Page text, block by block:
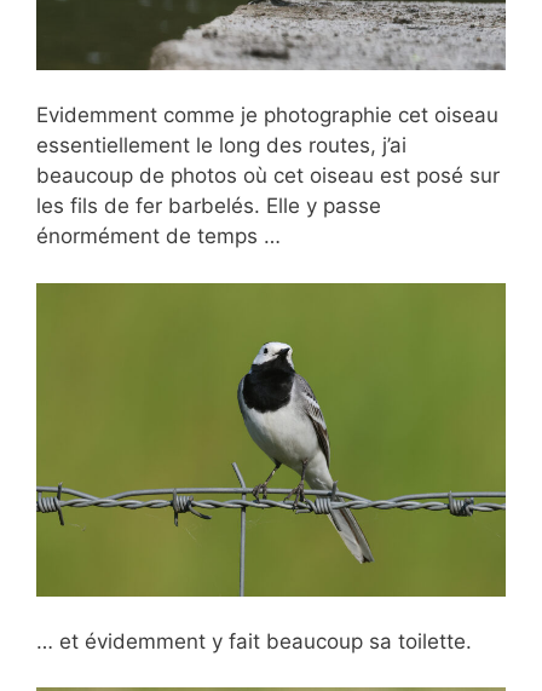
Evidemment comme je photographie cet oiseau
essentiellement le long des routes, j’ai
beaucoup de photos où cet oiseau est posé sur
les fils de fer barbelés. Elle y passe
énormément de temps …
… et évidemment y fait beaucoup sa toilette.